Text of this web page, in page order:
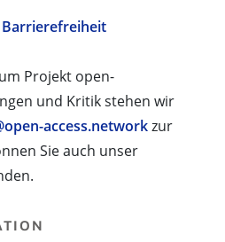
Barrierefreiheit
Projekt open-
und Kritik stehen wir
access.networkzur
Sie auch unser